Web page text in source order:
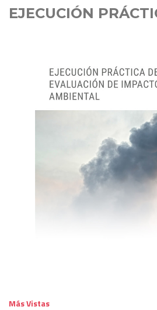
EJECUCIÓN
Más Vistas